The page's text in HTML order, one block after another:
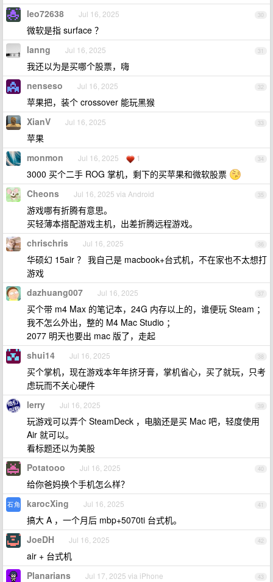
30
leo72638 Jul 16, 2025
微软是指 surface ？
31
lanng Jul 16, 2025
我还以为是买哪个股票，嗨
32
nenseso Jul 16, 2025
苹果把，装个 crossover 能玩黑猴
33
XianV Jul 16, 2025
苹果
34
monmon Jul 16, 2025 1
3000 买个二手 ROG 掌机，剩下的买苹果和微软股票
35
Cheons Jul 16, 2025 via Android
游戏哪有折腾有意思。
买轻薄本搭配游戏主机，出差折腾远程游戏。
36
chrischris Jul 16, 2025
华硕幻 15air ？ 我自己是 macbook+台式机，不在家也不太想打
游戏
37
dazhuang007 Jul 16, 2025
买个带 m4 Max 的笔记本，24G 内存以上的，谁便玩 Steam ；
我不怎么外出，整的 M4 Mac Studio ；
2077 明天也要出 mac 版了，走起
38
shui14 Jul 16, 2025
买个掌机，现在游戏本年年挤牙膏，掌机省心，买了就玩，只考
虑玩而不关心硬件
39
lerry Jul 16, 2025
玩游戏可以弄个 SteamDeck ，电脑还是买 Mac 吧，轻度使用
Air 就可以。
看标题还以为美股
40
Potatooo Jul 16, 2025
给你爸妈换个手机怎么样？
41
karocXing Jul 16, 2025
搞大 A ，一个月后 mbp+5070ti 台式机。
42
JoeDH Jul 16, 2025
air + 台式机
43
Planarians Jul 17, 2025 via iPhone